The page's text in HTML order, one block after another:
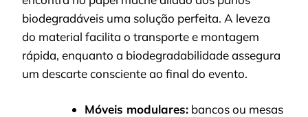
biodegradáveis uma solução perfeita. A leveza
do material facilita o transporte e montagem
rápida, enquanto a biodegradabilidade assegura
um descarte consciente ao final do evento.
Móveis modulares: bancos ou mesas